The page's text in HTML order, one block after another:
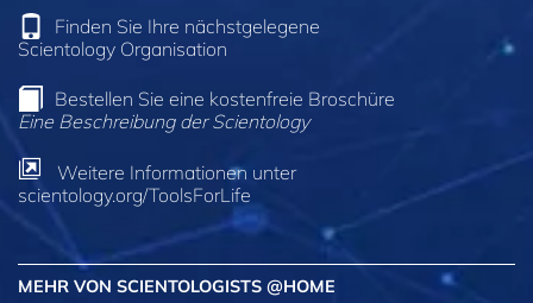
Finden Sie Ihre nächstgelegene
Scientology Organisation
Bestellen Sie eine kostenfreie Broschüre
Eine Beschreibung der Scientology
Weitere Informationen unter
scientology.org/ToolsForLife
MEHR VON SCIENTOLOGISTS @HOME